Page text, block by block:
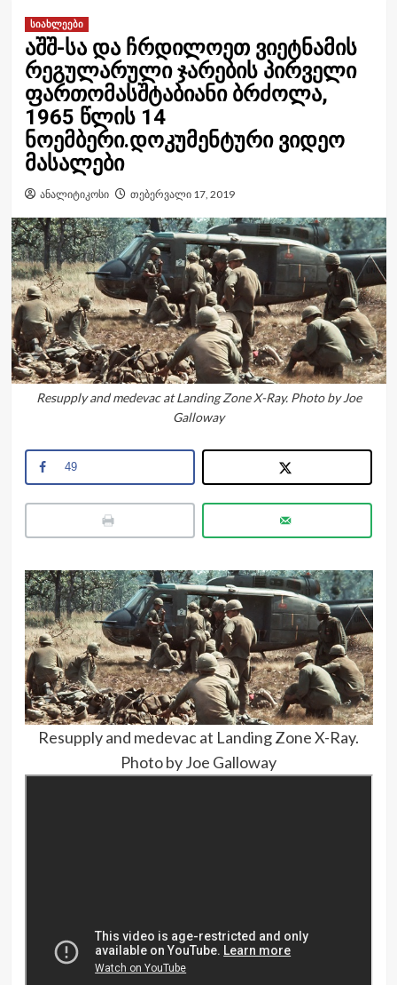
სიახლეები
აშშ-სა და ჩრდილოეთ ვიეტნამის
რეგულარული ჯარების პირველი
ფართომასშტაბიანი ბრძოლა,
1965 წლის 14
ნოემბერი.დოკუმენტური ვიდეო
მასალები
ანალიტიკოსი თებერვალი 17, 2019
Resupply and medevac at Landing Zone X-Ray. Photo by Joe
Galloway
49
Resupply and medevac at Landing Zone X-Ray.
Photo by Joe Galloway